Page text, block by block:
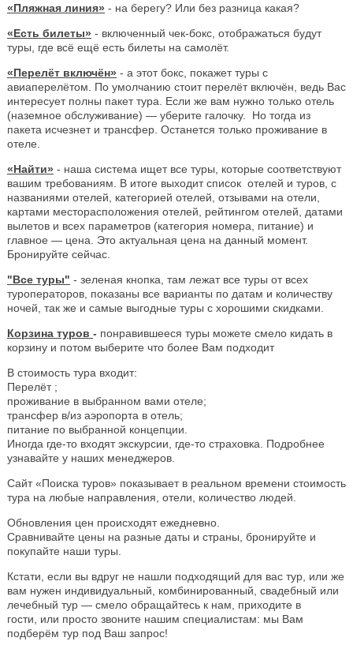
«Пляжная линия» - на берегу? Или без разница какая?
«Есть билеты» - включенный чек-бокс, отображаться будут
туры, где всё ещё есть билеты на самолёт.
«Перелёт включён» - а этот бокс, покажет туры с
авиаперелётом. По умолчанию стоит перелёт включён, ведь Вас
интересует полны пакет тура. Если же вам нужно только отель
(наземное обслуживание) — уберите галочку. Но тогда из
пакета исчезнет и трансфер. Останется только проживание в
отеле.
«Найти» - наша система ищет все туры, которые соответствуют
вашим требованиям. В итоге выходит список отелей и туров, с
названиями отелей, категорией отелей, отзывами на отели,
картами месторасположения отелей, рейтингом отелей, датами
вылетов и всех параметров (категория номера, питание) и
главное — цена. Это актуальная цена на данный момент.
Бронируйте сейчас.
"Все туры" - зеленая кнопка, там лежат все туры от всех
туроператоров, показаны все варианты по датам и количеству
ночей, так же и самые выгодные туры с хорошими скидками.
Корзина туров - понравившееся туры можете смело кидать в
корзину и потом выберите что более Вам подходит
В стоимость тура входит:
Перелёт ;
проживание в выбранном вами отеле;
трансфер в/из аэропорта в отель;
питание по выбранной концепции.
Иногда где-то входят экскурсии, где-то страховка. Подробнее
узнавайте у наших менеджеров.
Сайт «Поиска туров» показывает в реальном времени стоимость
тура на любые направления, отели, количество людей.
Обновления цен происходят ежедневно.
Сравнивайте цены на разные даты и страны, бронируйте и
покупайте наши туры.
Кстати, если вы вдруг не нашли подходящий для вас тур, или же
вам нужен индивидуальный, комбинированный, свадебный или
лечебный тур — смело обращайтесь к нам, приходите в
гости, или просто звоните нашим специалистам: мы Вам
подберём тур под Ваш запрос!